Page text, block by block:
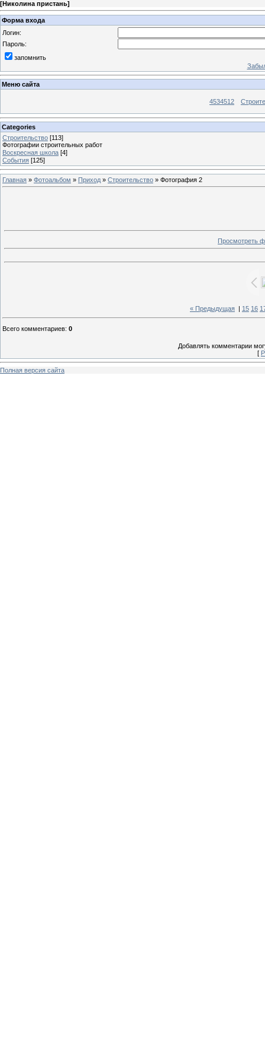
[Николина пристань]
Форма входа
Логин:
Пароль:
запомнить
Меню сайта
4534512
Categories
Строительство [113]
Фотографии строительных работ
Воскресная школа [4]
События [125]
Главная » Фотоальбом » Приход » Строительство » Фотография 2
Просмотреть
« Предыдущая 15 16
Всего комментариев: 0
Добавлять комментарии
[
Полная версия сайта